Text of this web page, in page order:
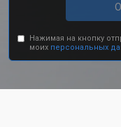
Нажимая на кнопку
моих персональных